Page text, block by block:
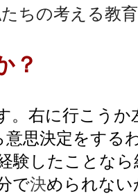
の考える教育
？
。右に行こう
思決定をする
験したことなら
で決められない